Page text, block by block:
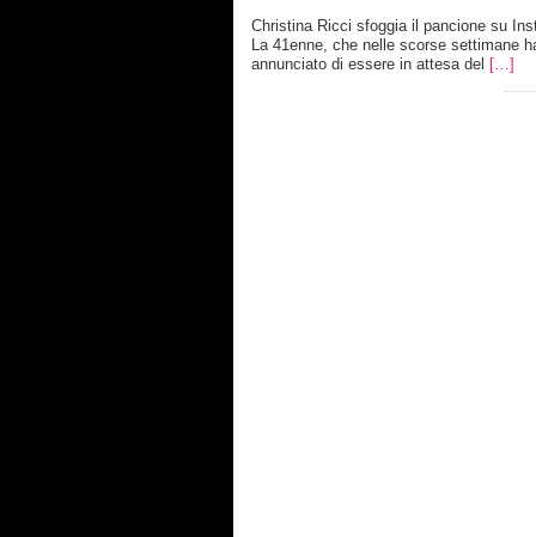
Christina Ricci sfoggia il pancione su
La 41enne, che nelle scorse settimane
annunciato di essere in attesa del […]